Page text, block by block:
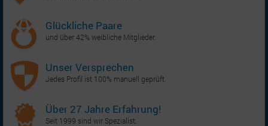
Glückliche Paare
und über 42% weibliche Mitglieder.
Unser Versprechen
Jedes Profil ist 100% manuell geprüft.
Über 27 Jahre Erfahrung!
Seit 1999 sind wir Spezialist.